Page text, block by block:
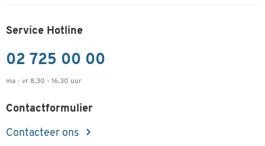
Service Hotline
02 725 00 00
ma - vr 8.30 - 16.30 uur
Contactformulier
Contacteer ons